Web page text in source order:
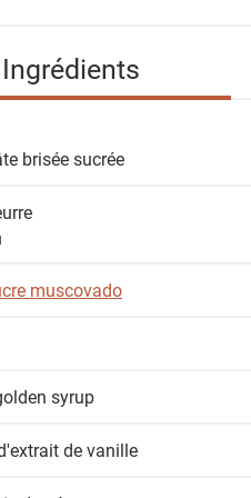
Ingrédients
brisée sucrée
muscovado
syrup
de vanille